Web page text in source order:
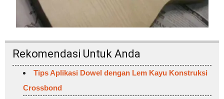
Rekomendasi Untuk Anda
Tips Aplikasi Dowel dengan Lem Kayu Konstruksi
Crossbond